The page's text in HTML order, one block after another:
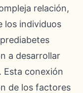
relación,
los individuos
a desarrollar
Esta conexión
de los factores